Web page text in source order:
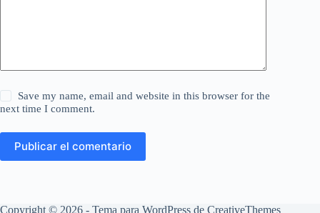
Save my name, email and website in this browser for the
next time I comment.
Publicar el comentario
Copyright © 2026 - Tema para WordPress de CreativeThemes